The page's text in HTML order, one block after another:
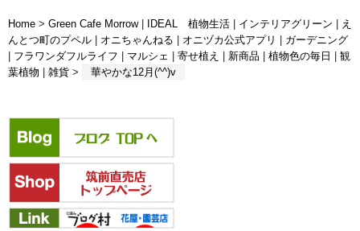
Home > Green Cafe Morrow| IDEAL 植物生活 インテリアグリーン
え
んとつ町のプペル
オニちゃんねる オニヅカ公式アプリ
ガーデニング
フラワンダフルライフ マルシェ 寄せ植え 新商品 植物色の毎日
観
葉植物
雑貨 > 華やかな12月(^^)v